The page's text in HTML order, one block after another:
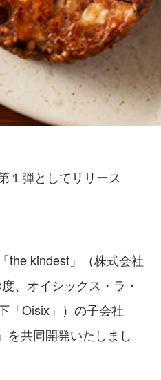
１弾としてリリース
the kindest」（株式会社
、オイシックス・ラ・
「Oisix」）の子会社
を共同開発いたしまし